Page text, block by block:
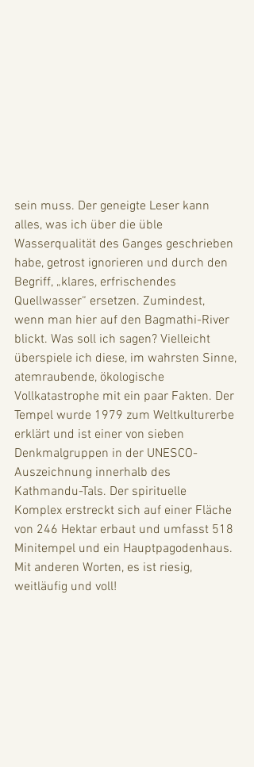
sein muss. Der geneigte Leser kann
alles, was ich über die üble
Wasserqualität des Ganges geschrieben
habe, getrost ignorieren und durch den
Begriff, „klares, erfrischendes
Quellwasser“ ersetzen. Zumindest,
wenn man hier auf den Bagmathi-River
blickt. Was soll ich sagen? Vielleicht
überspiele ich diese, im wahrsten Sinne,
atemraubende, ökologische
Vollkatastrophe mit ein paar Fakten. Der
Tempel wurde 1979 zum Weltkulturerbe
erklärt und ist einer von sieben
Denkmalgruppen in der UNESCO-
Auszeichnung innerhalb des
Kathmandu-Tals. Der spirituelle
Komplex erstreckt sich auf einer Fläche
von 246 Hektar erbaut und umfasst 518
Minitempel und ein Hauptpagodenhaus.
Mit anderen Worten, es ist riesig,
weitläufig und voll!